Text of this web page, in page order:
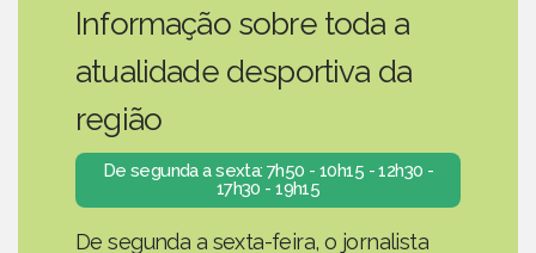
Informação sobre toda a
atualidade desportiva da
região
De segunda a sexta: 7h50 - 10h15 - 12h30 -
17h30 - 19h15
De segunda a sexta-feira, o jornalista